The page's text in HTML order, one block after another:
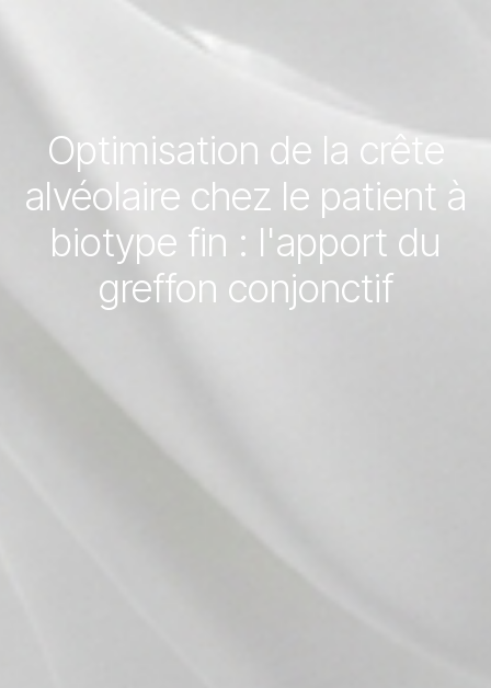
Optimisation de la crête
alvéolaire chez le patient à
biotype fin : l'apport du
greffon conjonctif